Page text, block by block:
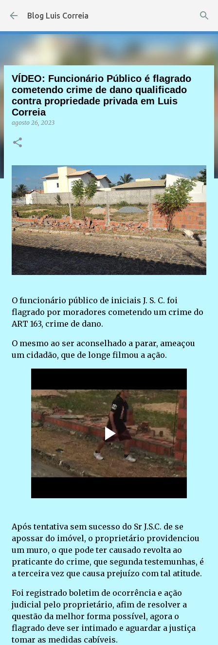
Pular para o conteúdo principal
Blog Luis Correia
VÍDEO: Funcionário Público é flagrado
cometendo crime de dano qualificado
contra propriedade privada em Luis
Correia
agosto 26, 2023
O funcionário público de iniciais J. S. C. foi
flagrado por moradores cometendo um crime do
ART 163, crime de dano.
O mesmo ao ser aconselhado a parar, ameaçou
um cidadão, que de longe filmou a ação.
Após tentativa sem sucesso do Sr J.S.C. de se
apossar do imóvel, o proprietário providenciou
um muro, o que pode ter causado revolta ao
praticante do crime, que segunda testemunhas, é
a terceira vez que causa prejuízo com tal atitude.
Foi registrado boletim de ocorrência e ação
judicial pelo proprietário, afim de resolver a
questão da melhor forma possível, agora o
flagrado deve ser intimado e aguardar a justiça
tomar as medidas cabíveis.